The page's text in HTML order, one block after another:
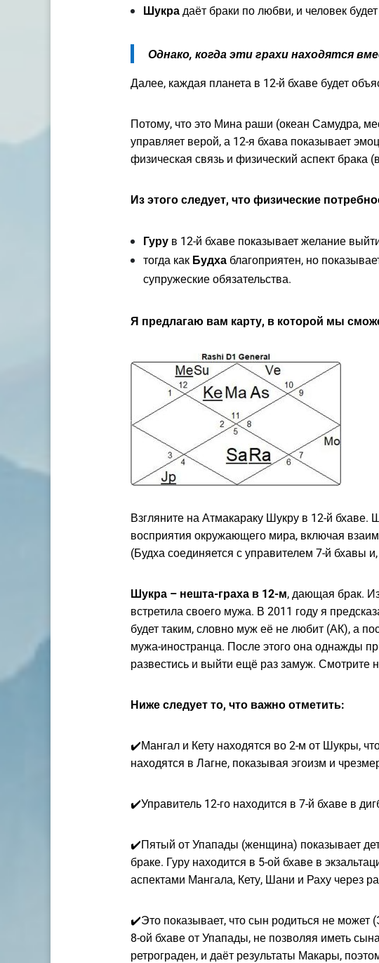
Шукра даёт браки по любви, и человек
Однако, когда эти грахи находятся
Далее, каждая планета в 12-й бхаве будет
Потому, что это Мина раши (океан Самудра,
управляет верой, а 12-я бхава показывает
физическая связь и физический аспект брака
Из этого следует, что физические
Гуру в 12-й бхаве показывает желание
тогда как Будха благоприятен, но
супружеские обязательства.
Я предлагаю вам карту, в которой мы
Взгляните на Атмакараку Шукру в 12-й
восприятия окружающего мира, включая
(Будха соединяется с управителем 7-й бхавы
Шукра – нешта-граха в 12-м, дающая брак.
встретила своего мужа. В 2011 году я
будет таким, словно муж её не любит (АК), а
мужа-иностранца. После этого она однажды
развестись и выйти ещё раз замуж. Смотрите
Ниже следует то, что важно отметить:
✔️Мангал и Кету находятся во 2-м от Шукры,
находятся в Лагне, показывая эгоизм и
✔️Управитель 12-го находится в 7-й бхаве в
✔️Пятый от Упапады (женщина) показывает
браке. Гуру находится в 5-ой бхаве в
аспектами Мангала, Кету, Шани и Раху через
✔️Это показывает, что сын родиться не может
8-ой бхаве от Упапады, не позволяя иметь
ретрограден, и даёт результаты Макары,